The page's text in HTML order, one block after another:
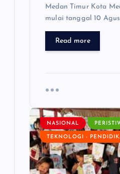
Medan Timur Kota
mulai tanggal 10
Read more
NASIONAL
TEKNOLOGI -